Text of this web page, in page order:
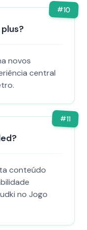
#10
novos
central
#11
conteúdo
no Jogo